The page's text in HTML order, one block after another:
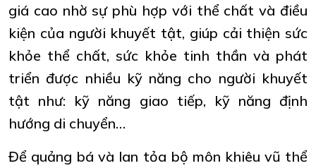
giá cao nhờ sự phù hợp với thể chất và điều
kiện của người khuyết tật, giúp cải thiện sức
khỏe thể chất, sức khỏe tinh thần và phát
triển được nhiều kỹ năng cho người khuyết
tật như: kỹ năng giao tiếp, kỹ năng định
hướng di chuyển…
Để quảng bá và lan tỏa bộ môn khiêu vũ thể